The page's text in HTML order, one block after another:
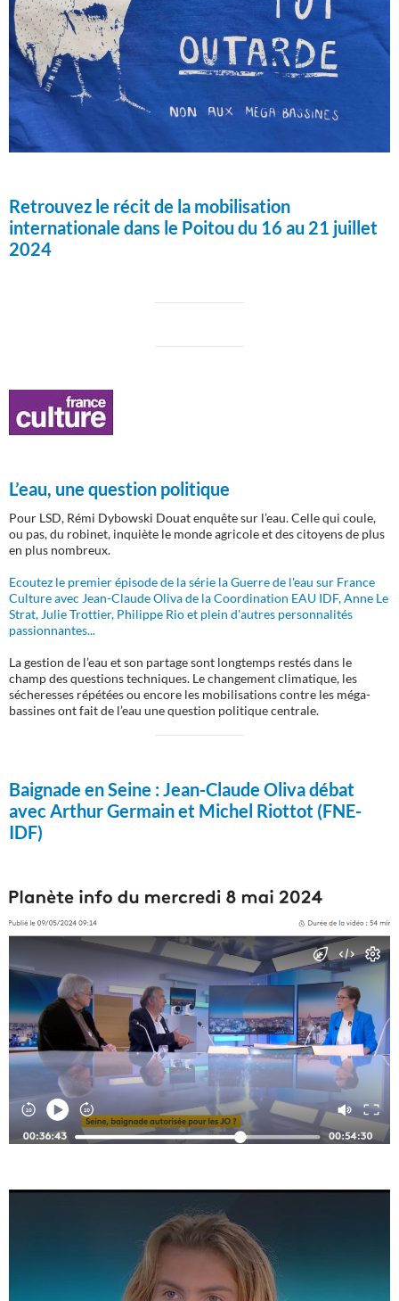
Retrouvez le récit de la mobilisation
internationale dans le Poitou du 16 au 21 juillet
2024
L’eau, une question politique
Pour LSD, Rémi Dybowski Douat enquête sur l’eau. Celle qui coule,
ou pas, du robinet, inquiète le monde agricole et des citoyens de plus
en plus nombreux.
Ecoutez le premier épisode de la série la Guerre de l'eau sur France
Culture avec Jean-Claude Oliva de la Coordination EAU IDF, Anne Le
Strat, Julie Trottier, Philippe Rio et plein d'autres personnalités
passionnantes...
La gestion de l’eau et son partage sont longtemps restés dans le
champ des questions techniques. Le changement climatique, les
sécheresses répétées ou encore les mobilisations contre les méga-
bassines ont fait de l’eau une question politique centrale.
Baignade en Seine :Jean-Claude Oliva débat
avec Arthur Germain et Michel Riottot (FNE-
IDF)